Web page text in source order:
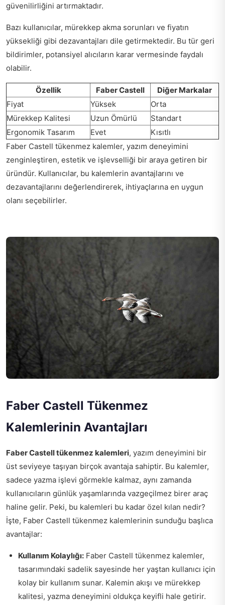
güvenilirliğini artırmaktadır.
Bazı kullanıcılar, mürekkep akma sorunları ve fiyatın
yüksekliği gibi dezavantajları dile getirmektedir. Bu tür geri
bildirimler, potansiyel alıcıların karar vermesinde faydalı
olabilir.
Özellik Faber Castell
Diğer Markalar
Fiyat
Yüksek
Orta
Mürekkep Kalitesi
Uzun Ömürlü
Standart
Ergonomik Tasarım
Evet
Kısıtlı
Faber Castell tükenmez kalemler, yazım deneyimini
zenginleştiren, estetik ve işlevselliği bir araya getiren bir
üründür. Kullanıcılar, bu kalemlerin avantajlarını ve
dezavantajlarını değerlendirerek, ihtiyaçlarına en uygun
olanı seçebilirler.
Faber Castell Tükenmez
Kalemlerinin Avantajları
Faber Castell tükenmez kalemleri, yazım deneyimini bir
üst seviyeye taşıyan birçok avantaja sahiptir. Bu kalemler,
sadece yazma işlevi görmekle kalmaz, aynı zamanda
kullanıcıların günlük yaşamlarında vazgeçilmez birer araç
haline gelir. Peki, bu kalemleri bu kadar özel kılan nedir?
İşte, Faber Castell tükenmez kalemlerinin sunduğu başlıca
avantajlar:
Kullanım Kolaylığı: Faber Castell tükenmez kalemler,
tasarımındaki sadelik sayesinde her yaştan kullanıcı için
kolay bir kullanım sunar. Kalemin akışı ve mürekkep
kalitesi, yazma deneyimini oldukça keyifli hale getirir.